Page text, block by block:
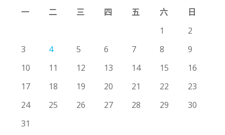
一
二 三 四 五 六
日
1
2
3
4 5 6 7 8
9
10
11 12 13 14 15
16
17
18 19 20 21 22
23
24
25 26 27 28 29
30
31